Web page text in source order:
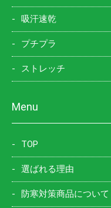
吸汗速乾
プチプラ
ストレッチ
Menu
TOP
選ばれる理由
防寒対策商品について